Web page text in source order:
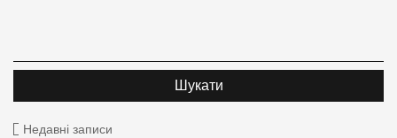
Недавні записи